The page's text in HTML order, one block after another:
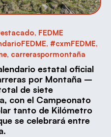
, FEDME
, #cxmFEDME,
, carreraspormontaña
estatal oficial
por Montaña –
de siete
con el Campeonato
tanto de Kilómetro
se celebrará entre